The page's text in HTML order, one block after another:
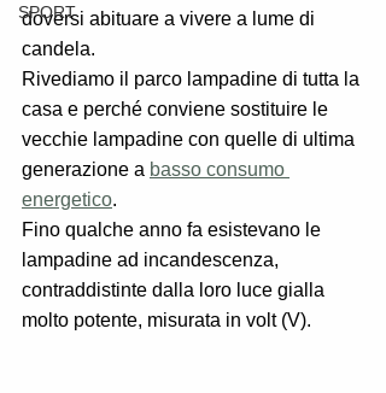
SPORT
doversi abituare a vivere a lume di
candela.
Rivediamo il parco lampadine di tutta la
casa e perché conviene sostituire le
vecchie lampadine con quelle di ultima
generazione a basso consumo
energetico.
Fino qualche anno fa esistevano le
lampadine ad incandescenza,
contraddistinte dalla loro luce gialla
molto potente, misurata in volt (V).